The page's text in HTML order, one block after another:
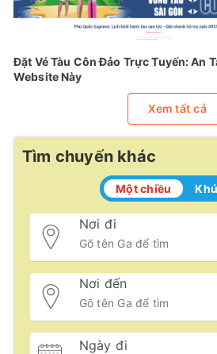
Đặt Vé Tàu Côn Đảo Trực Tuyến: An
Website Này
Xem tất cả
Tìm chuyến khác
Một chiều
Nơi đi
Nơi đến
Ngày đi